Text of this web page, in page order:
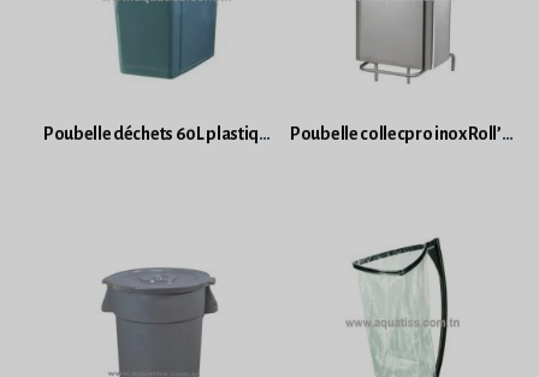
Poubelle déchets 60L plastique gris Poubelle collecpro inox Roll’s à pédale et sur pieds 25L